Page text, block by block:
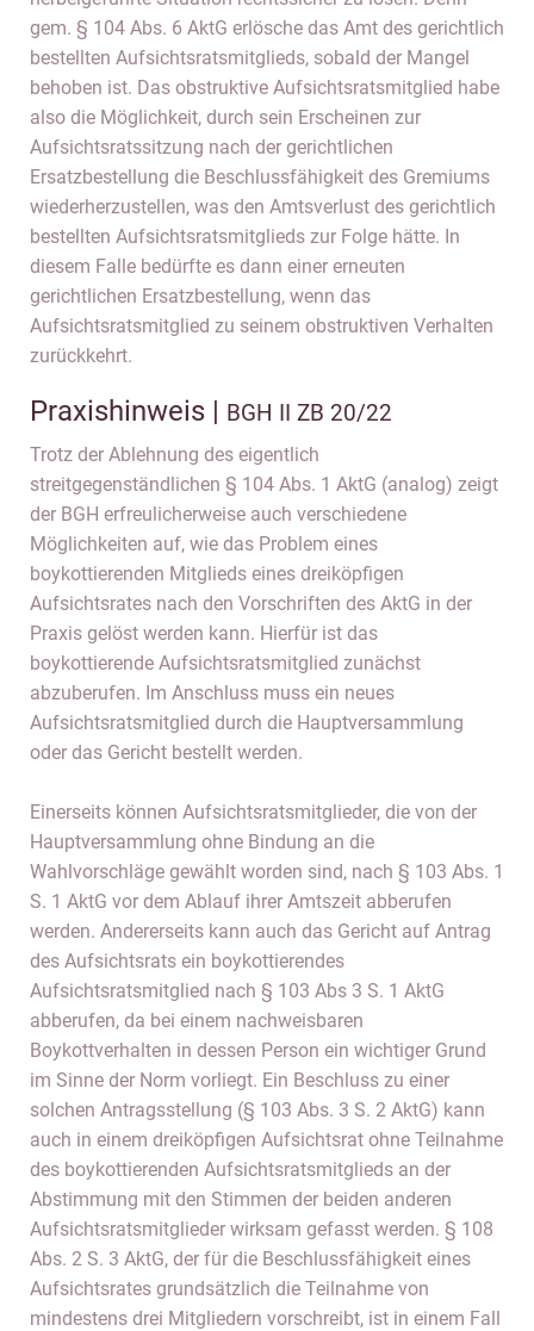
gem. § 104 Abs. 6 AktG erlösche das Amt des gerichtlich
bestellten Aufsichtsratsmitglieds, sobald der Mangel
behoben ist. Das obstruktive Aufsichtsratsmitglied habe
also die Möglichkeit, durch sein Erscheinen zur
Aufsichtsratssitzung nach der gerichtlichen
Ersatzbestellung die Beschlussfähigkeit des Gremiums
wiederherzustellen, was den Amtsverlust des gerichtlich
bestellten Aufsichtsratsmitglieds zur Folge hätte. In
diesem Falle bedürfte es dann einer erneuten
gerichtlichen Ersatzbestellung, wenn das
Aufsichtsratsmitglied zu seinem obstruktiven Verhalten
zurückkehrt.
Praxishinweis | BGH II ZB 20/22
Trotz der Ablehnung des eigentlich
streitgegenständlichen § 104 Abs. 1 AktG (analog) zeigt
der BGH erfreulicherweise auch verschiedene
Möglichkeiten auf, wie das Problem eines
boykottierenden Mitglieds eines dreiköpfigen
Aufsichtsrates nach den Vorschriften des AktG in der
Praxis gelöst werden kann. Hierfür ist das
boykottierende Aufsichtsratsmitglied zunächst
abzuberufen. Im Anschluss muss ein neues
Aufsichtsratsmitglied durch die Hauptversammlung
oder das Gericht bestellt werden.
Einerseits können Aufsichtsratsmitglieder, die von der
Hauptversammlung ohne Bindung an die
Wahlvorschläge gewählt worden sind, nach § 103 Abs. 1
S. 1 AktG vor dem Ablauf ihrer Amtszeit abberufen
werden. Andererseits kann auch das Gericht auf Antrag
des Aufsichtsrats ein boykottierendes
Aufsichtsratsmitglied nach § 103 Abs 3 S. 1 AktG
abberufen, da bei einem nachweisbaren
Boykottverhalten in dessen Person ein wichtiger Grund
im Sinne der Norm vorliegt. Ein Beschluss zu einer
solchen Antragsstellung (§ 103 Abs. 3 S. 2 AktG) kann
auch in einem dreiköpfigen Aufsichtsrat ohne Teilnahme
des boykottierenden Aufsichtsratsmitglieds an der
Abstimmung mit den Stimmen der beiden anderen
Aufsichtsratsmitglieder wirksam gefasst werden. § 108
Abs. 2 S. 3 AktG, der für die Beschlussfähigkeit eines
Aufsichtsrates grundsätzlich die Teilnahme von
mindestens drei Mitgliedern vorschreibt, ist in einem Fall